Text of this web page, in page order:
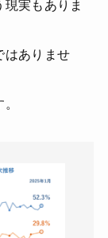
実もありま
はありませ